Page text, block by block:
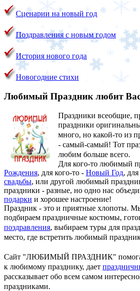
Сценарии на новый год
Поздравления с новым годом
История нового года
Новогодние стихи
Любимый Праздник любит
Праздники всеобщие,
праздники
много, но какой-то из
- самый-самый! Тот
любим больше всего.
Для кого-то любимый
Рождения, для кого-то - Новый Год,
свадьбы, или другой любимый
праздники - разные, но одно нас
подарки и хорошее настроение!
Праздник - это и приятные хлопоты.
подбираем праздничные костюмы,
поздравления, выбираем туры для
место, где встретить любимый
Сайт "ЛЮБИМЫЙ ПРАЗДНИК"
к любимому празднику, дает
рассказывает обо всем самом
праздниками.